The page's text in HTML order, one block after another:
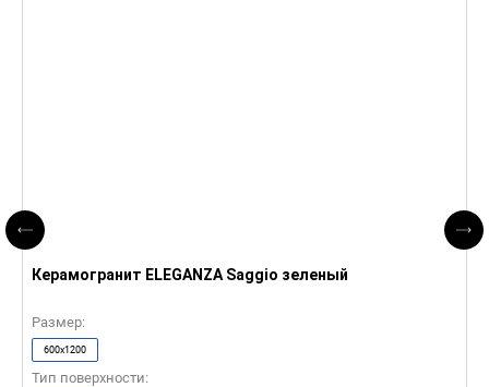
Керамогранит ELEGANZA Saggio зеленый
Размер:
600x1200
Тип поверхности: